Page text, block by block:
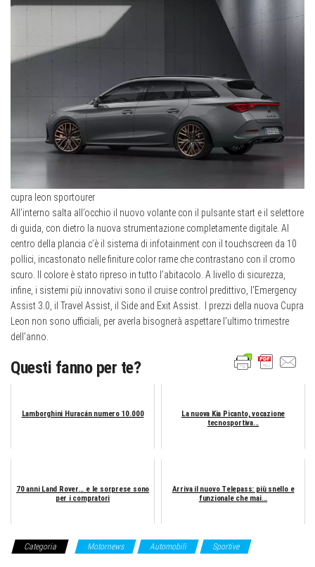
cupra leon sportourer
All’interno salta all’occhio il nuovo volante con il pulsante start e il selettore
di guida, con dietro la nuova strumentazione completamente digitale. Al
centro della plancia c’è il sistema di infotainment con il touchscreen da 10
pollici, incastonato nelle finiture color rame che contrastano con il cromo
scuro. Il colore è stato ripreso in tutto l’abitacolo. A livello di sicurezza,
infine, i sistemi più innovativi sono il cruise control predittivo, l’Emergency
Assist 3.0, il Travel Assist, il Side and Exit Assist. I prezzi della nuova Cupra
Leon non sono ufficiali, per averla bisognerà aspettare l’ultimo trimestre
dell’anno.
Questi fanno per te?
Lamborghini Huracán numero 10.000
La nuova Kia Picanto, vocazione
tecnosportiva...
70 anni Land Rover... e le sorprese sono
per i compratori
Arriva il nuovo Telepass: più snello e
funzionale che mai...
Categoria Motornews Automobili Sportive